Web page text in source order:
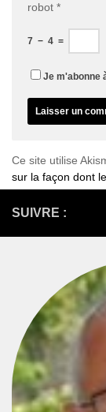
robot *
7 − 4 =
Je m'abonne
Ce site utilise
sur la façon dont
SUIVRE :